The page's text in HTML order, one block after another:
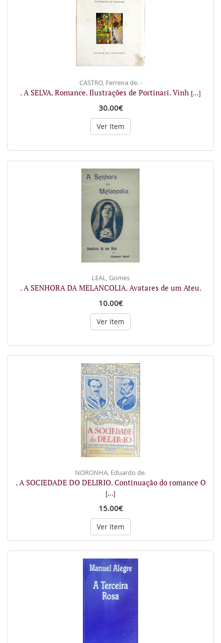
CASTRO, Ferreira de. -
. A SELVA. Romance. Ilustrações de Portinari. Vinh [...]
30.00€
Ver Item
LEAL, Gomes
. A SENHORA DA MELANCOLIA. Avatares de um Ateu.
10.00€
Ver Item
NORONHA, Eduardo de.
. A SOCIEDADE DO DELIRIO. Continuação do romance O
[...]
15.00€
Ver Item